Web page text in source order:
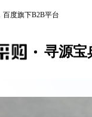
百度旗下B2B平台
寻源宝